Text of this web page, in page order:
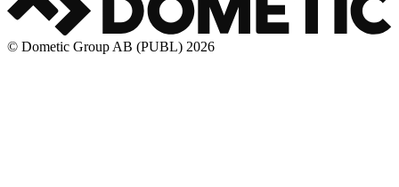
© Dometic Group AB (PUBL) 2026